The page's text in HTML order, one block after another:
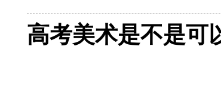
高考美术是不是可